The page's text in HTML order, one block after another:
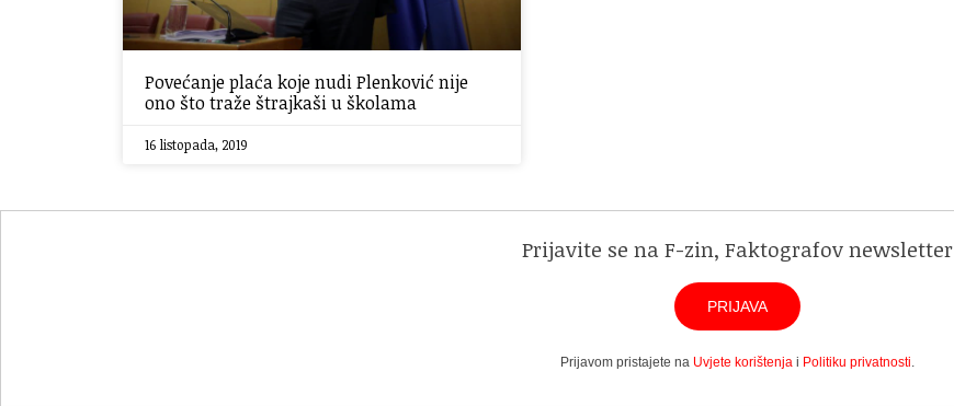
Povećanje plaća koje nudi Plenković nije
ono što traže štrajkaši u školama
16 listopada, 2019
Prijavite se na F-zin, Faktografov newsletter
PRIJAVA
Prijavom pristajete na Uvjete korištenjai Politiku privatnosti.